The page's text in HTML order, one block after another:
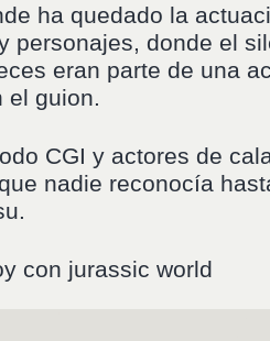
ha quedado la
personajes, donde el
eran parte de una
el guion.
CGI y actores de
nadie reconocía
con jurassic world